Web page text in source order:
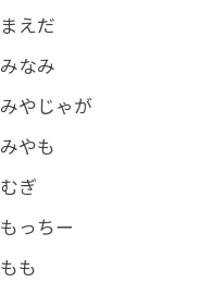
まえだ
みなみ
みやじゃが
みやも
むぎ
もっちー
もも